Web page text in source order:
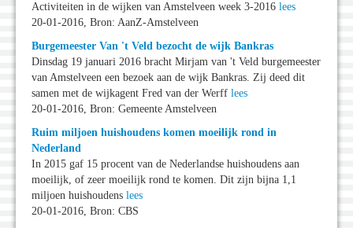
Activiteiten in de wijken van Amstelveen week 3-2016 lees
20-01-2016, Bron: AanZ-Amstelveen
Burgemeester Van 't Veld bezocht de wijk Bankras
Dinsdag 19 januari 2016 bracht Mirjam van 't Veld burgemeester
van Amstelveen een bezoek aan de wijk Bankras. Zij deed dit
samen met de wijkagent Fred van der Werff lees
20-01-2016, Bron: Gemeente Amstelveen
Ruim miljoen huishoudens komen moeilijk rond in
Nederland
In 2015 gaf 15 procent van de Nederlandse huishoudens aan
moeilijk, of zeer moeilijk rond te komen. Dit zijn bijna 1,1
miljoen huishoudens lees
20-01-2016, Bron: CBS